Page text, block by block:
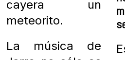
cayera un
meteorito.
La música de